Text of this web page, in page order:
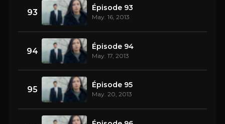
93 Épisode 93
May. 16, 2013
94 Épisode 94
May. 17, 2013
95 Épisode 95
May. 20, 2013